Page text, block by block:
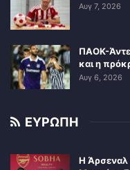
Αυγ 7, 2026
ΠΑΟΚ-
και η
Αυγ 6, 2026
ΕΥΡΩΠΗ
Η Άρσεναλ